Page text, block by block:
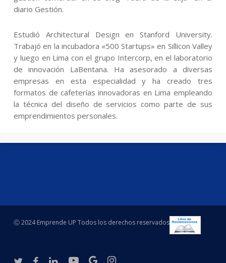
diario Gestión.
Estudió Architectural Design en Stanford University.
Trabajó en la incubadora «500 Startups» en Sillicon Valley
y luego en Lima con el grupo Intercorp, en el laboratorio
de innovación LaBentana. Ha asesorado a diversas
empresas en esta especialidad y ha creado tres
formatos de cafeterías innovadoras en Lima empleando
la técnica del diseño de servicios como parte de sus
emprendimientos personales.
Ⓒ 2024 Emprende UP Todos los derechos reservados
twitter facebooklinkedinyoutubegoogle-instagram